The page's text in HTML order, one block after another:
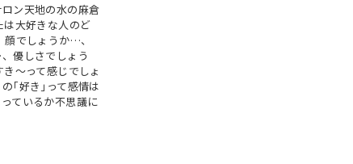
ン天地の水の麻倉
は大好きな人のど
顔でしょうか…、
優しさでしょう
～って感じでしょ
｢好き｣って感情は
ているか不思議に